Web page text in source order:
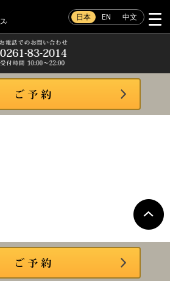
日本 EN 中文